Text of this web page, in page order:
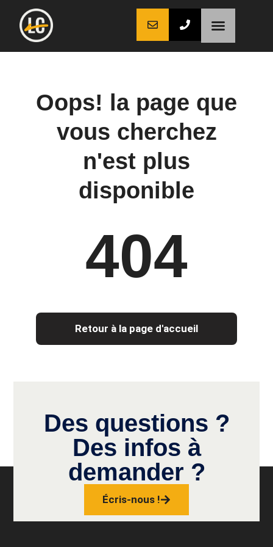
Oops! la page que
vous cherchez
n'est plus
disponible
404
Retour à la page d'accueil
Des questions ?
Des infos à
demander ?
Écris-nous !